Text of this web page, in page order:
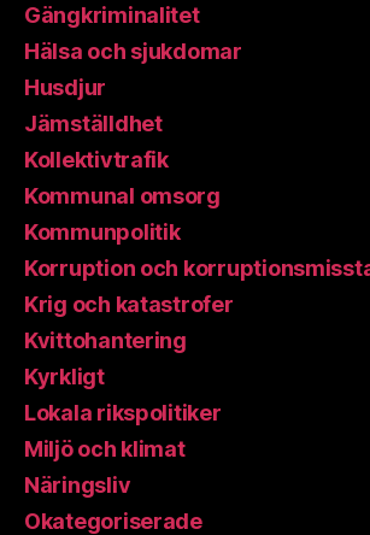
Gängkriminalitet
Hälsa och sjukdomar
Husdjur
Jämställdhet
Kollektivtrafik
Kommunal omsorg
Kommunpolitik
Korruption och
Krig och katastrofer
Kvittohantering
Kyrkligt
Lokala rikspolitiker
Miljö och klimat
Näringsliv
Okategoriserade